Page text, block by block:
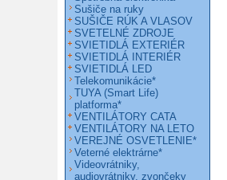
Sušiče na ruky
SUŠIČE RÚK A VLASOV
SVETELNÉ ZDROJE
SVIETIDLÁ EXTERIÉR
SVIETIDLÁ INTERIÉR
SVIETIDLÁ LED
Telekomunikácie*
TUYA (Smart Life)
platforma*
VENTILÁTORY CATA
VENTILÁTORY NA LETO
VEREJNÉ OSVETLENIE*
Veterné elektrárne*
Videovrátniky,
audiovrátniky, zvončeky